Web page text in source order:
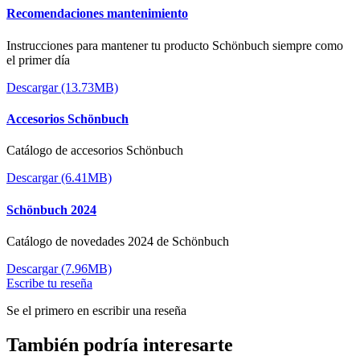
Recomendaciones mantenimiento
Instrucciones para mantener tu producto Schönbuch siempre como
el primer día
Descargar (13.73MB)
Accesorios Schönbuch
Catálogo de accesorios Schönbuch
Descargar (6.41MB)
Schönbuch 2024
Catálogo de novedades 2024 de Schönbuch
Descargar (7.96MB)
Escribe tu reseña
Se el primero en escribir una reseña
También podría interesarte